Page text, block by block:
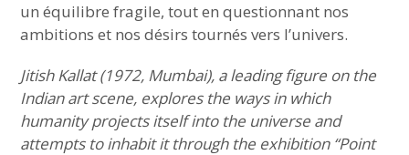
un équilibre fragile, tout en questionnant nos
ambitions et nos désirs tournés vers l’univers.
Jitish Kallat (1972, Mumbai), a leading figure on the
Indian art scene, explores the ways in which
humanity projects itself into the universe and
attempts to inhabit it through the exhibition “Point